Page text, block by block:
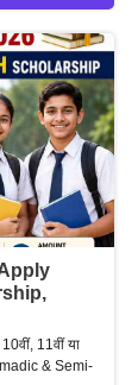
11वीं या
& Semi-